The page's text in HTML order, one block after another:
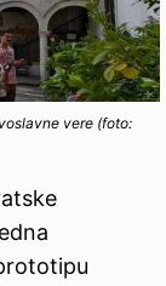
vere (foto: